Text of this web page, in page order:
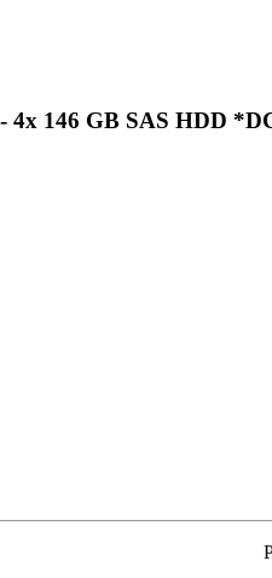
4x 146 GB SAS HDD